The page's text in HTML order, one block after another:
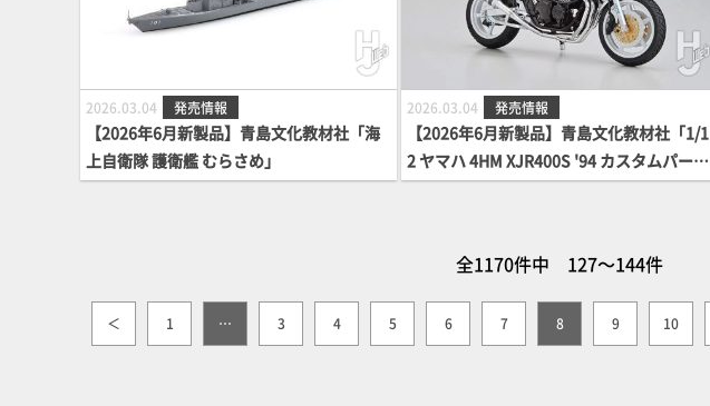
2026.03.04 発売情報
【2026年6月新製品】青島文化教材社「海
上自衛隊 護衛艦 むらさめ」
2026.03.04 発売情報
【2026年6月新製品】青島文化教材社「1/1
2 ヤマハ 4HM XJR400S '94 カスタムパーツ
付き」
全1170件中 127～144件
＜ 1 … 3 4 5 6 7 8 9 10